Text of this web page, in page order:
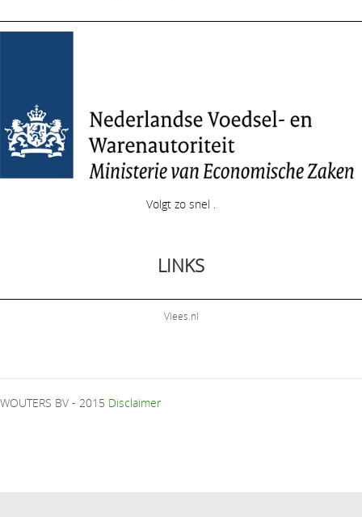
Volgt zo snel .
LINKS
Vlees.nl
WOUTERS BV - 2015 Disclaimer